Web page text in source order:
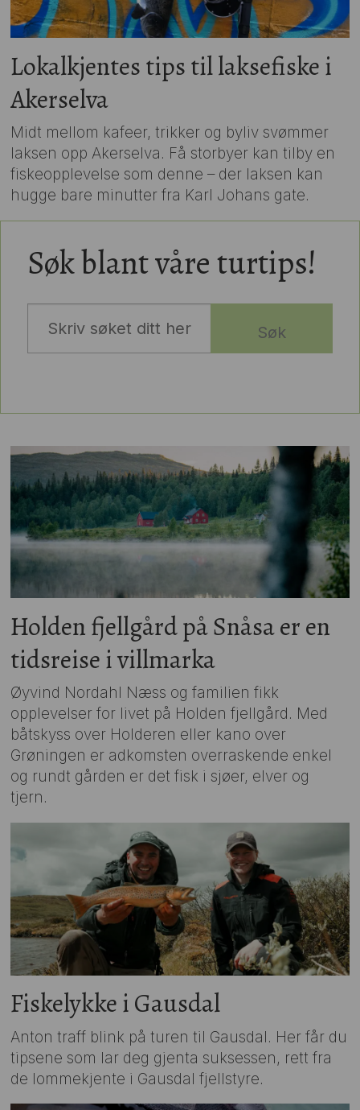
Lokalkjentes tips til laksefiske i
Akerselva
Midt mellom kafeer, trikker og byliv svømmer
laksen opp Akerselva. Få storbyer kan tilby en
fiskeopplevelse som denne – der laksen kan
hugge bare minutter fra Karl Johans gate.
Søk blant våre turtips!
Søk
Holden fjellgård på Snåsa er en
tidsreise i villmarka
Øyvind Nordahl Næss og familien fikk
opplevelser for livet på Holden fjellgård. Med
båtskyss over Holderen eller kano over
Grøningen er adkomsten overraskende enkel
og rundt gården er det fisk i sjøer, elver og
tjern.
Fiskelykke i Gausdal
Anton traff blink på turen til Gausdal. Her får du
tipsene som lar deg gjenta suksessen, rett fra
de lommekjente i Gausdal fjellstyre.